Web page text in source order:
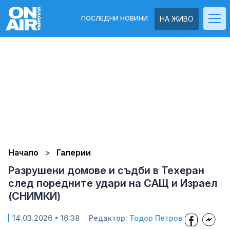
НА ЖИВО
ПОСЛЕДНИ НОВИНИ
Начало Галерии
Разрушени домове и съдби в Техеран
след поредните удари на САЩ и Израел
(СНИМКИ)
14.03.2026 • 16:38 Редактор: Тодор Петров